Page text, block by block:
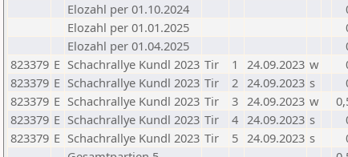
Elozahl per 01.10.2024
Elozahl per 01.01.2025
Elozahl per 01.04.2025
823379 E Schachrallye Kundl 2023 Tir 1 24.09.2023 w
823379 E Schachrallye Kundl 2023 Tir 2 24.09.2023 s
823379 E Schachrallye Kundl 2023 Tir 3 24.09.2023 w
823379 E Schachrallye Kundl 2023 Tir 4 24.09.2023 s
823379 E Schachrallye Kundl 2023 Tir 5 24.09.2023 s